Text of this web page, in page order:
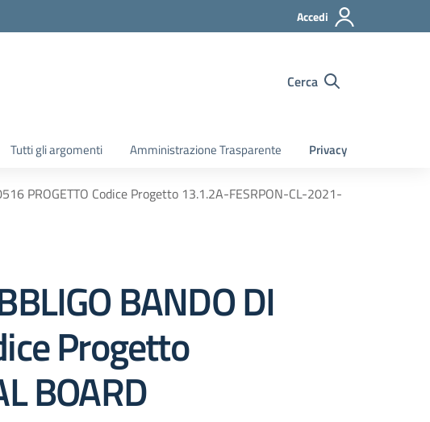
Accedi
Cerca
Tutti gli argomenti Amministrazione Trasparente Privacy
PROGETTO Codice Progetto 13.1.2A-FESRPON-CL-2021-
BANDO DI
Progetto
BOARD